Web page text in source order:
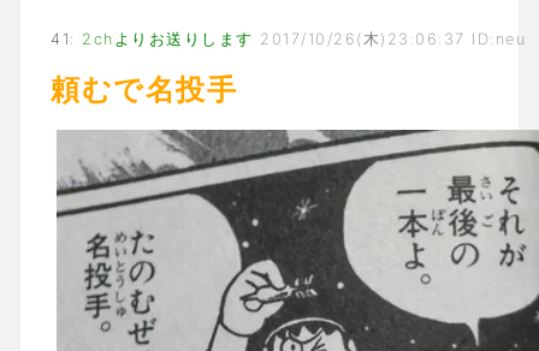
41 : 2chよりお送りします 2017/10/26(木)23:06:37 ID:neu
頼むで名投手